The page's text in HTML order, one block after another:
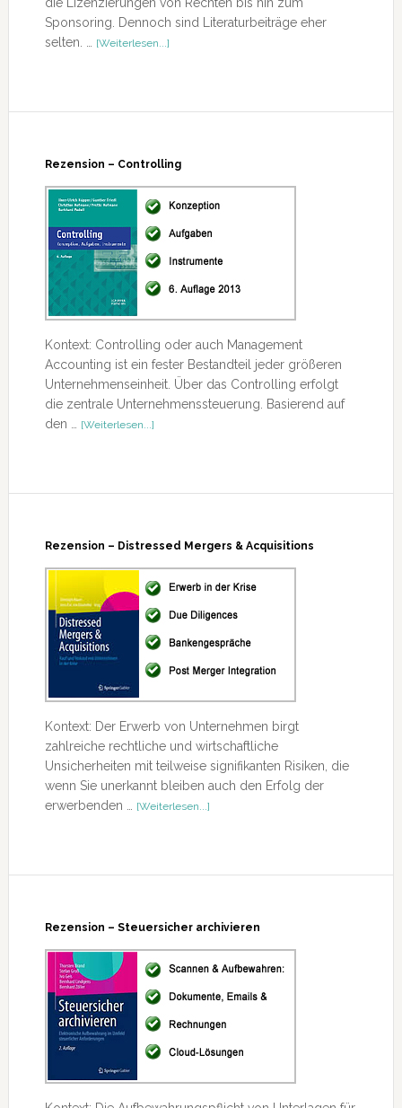
Sponsoring. Dennoch sind Literaturbeiträge eher
selten. …
[Weiterlesen...]ÜberRezension
Rezension – Controlling
Kontext: Controlling oder auch Management
Accounting ist ein fester Bestandteil jeder größeren
Unternehmenseinheit. Über das Controlling erfolgt
die zentrale Unternehmenssteuerung. Basierend auf
den …
[Weiterlesen...]ÜberRezension
Rezension – Distressed Mergers & Acquisitions
Kontext: Der Erwerb von Unternehmen birgt
zahlreiche rechtliche und wirtschaftliche
Unsicherheiten mit teilweise signifikanten Risiken, die
wenn Sie unerkannt bleiben auch den Erfolg der
erwerbenden …
[Weiterlesen...]ÜberRezension
Rezension – Steuersicher archivieren